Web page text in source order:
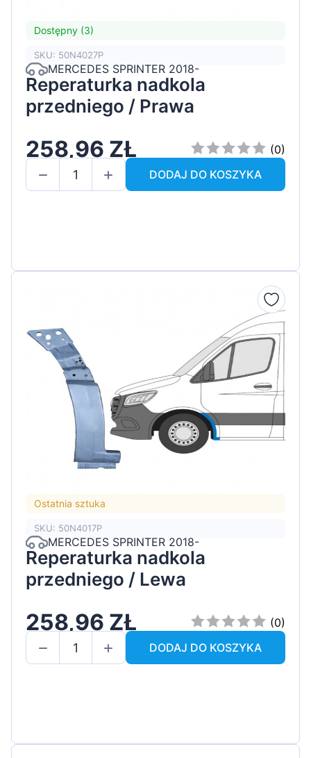
Dostępny (3)
SKU: 50N4027P
MERCEDES SPRINTER 2018-
Reperaturka nadkola
przedniego / Prawa
258,96 ZŁ
(0)
DODAJ DO KOSZYKA
Ostatnia sztuka
SKU: 50N4017P
MERCEDES SPRINTER 2018-
Reperaturka nadkola
przedniego / Lewa
258,96 ZŁ
(0)
DODAJ DO KOSZYKA